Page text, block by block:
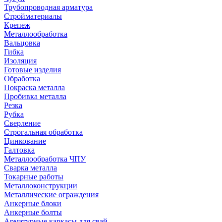
Трубопроводная арматура
Стройматериалы
Крепеж
Металлообработка
Вальцовка
Гибка
Изоляция
Готовые изделия
Обработка
Покраска металла
Пробивка металла
Резка
Рубка
Сверление
Строгальная обработка
Цинкование
Галтовка
Металлообработка ЧПУ
Сварка металла
Токарные работы
Металлоконструкции
Металлические ограждения
Анкерные блоки
Анкерные болты